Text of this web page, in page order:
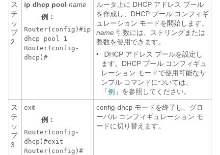
ス
テ
ッ
プ
2
ip dhcp pool name
例：
Router(config)#ip
dhcp pool 1
Router(config-
dhcp)#
ルータ上に DHCP アドレス プール
を作成し、DHCP プール コンフィギ
ュレーション モードを開始します。
name 引数には、ストリングまたは
整数を使用できます。
•
DHCP アドレス プールを設定し
ます。DHCP プール コンフィギュ
レーション モードで使用可能なサ
ンプル コマンドについては、
「例」 を参照してください。
ス
テ
ッ
プ
3
exit
例：
Router(config-
dhcp)#exit
Router(config)#
config-dhcp モードを終了し、グロ
ーバル コンフィギュレーション モ
ードに切り替えます。